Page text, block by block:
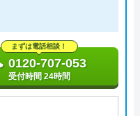
まずは電話相談！
0120-707-053
受付時間 24時間